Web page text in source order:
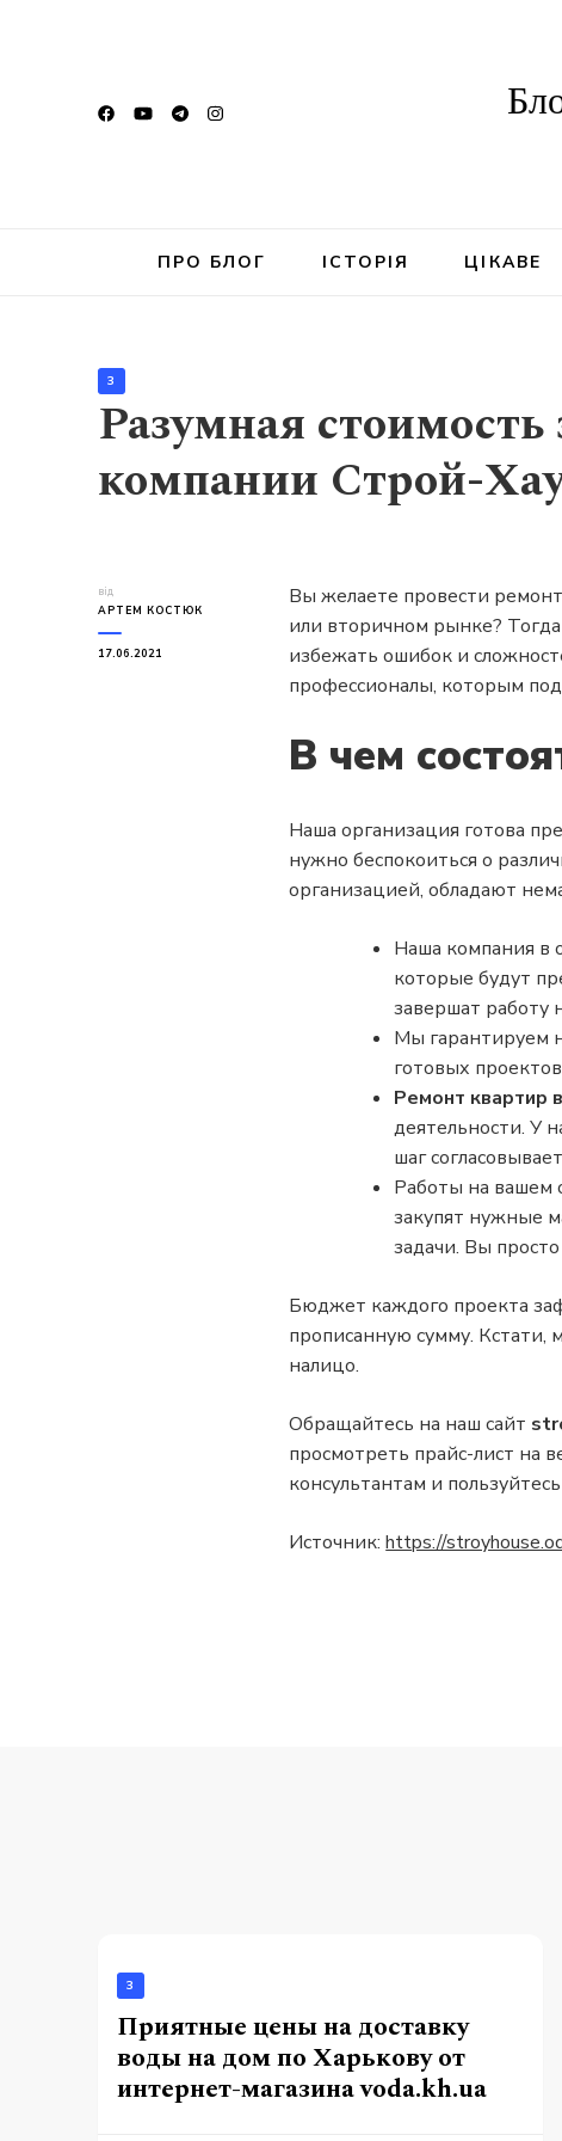
ПРО БЛОГ ІСТОРІЯ ЦІКАВЕ
3
Разумная
компании Строй-
від
АРТЕМ КОСТЮК
17.06.2021
Вы желаете провести
или вторичном рынке?
избежать ошибок и
профессионалы, которым
В чем
Наша организация готова
нужно беспокоиться о
организацией, обладают
Наша компания в
которые будут
завершат работу
Мы гарантируем
готовых
Ремонт квартир
деятельности. У
шаг
Работы на вашем
закупят нужные
задачи. Вы
Бюджет каждого проекта
прописанную сумму. Кстати,
налицо.
Обращайтесь на наш сайт
просмотреть прайс-лист на
консультантам и
Источник:https://
3
Приятные цены на доставку
воды на дом по Харькову от
интернет-магазина voda.kh.ua